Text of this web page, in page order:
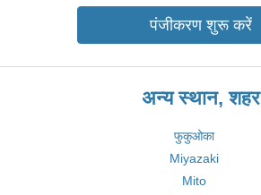
पंजीकरण शुरू करें
अन्य स्थान, शहर
फुकुओका
Miyazaki
Mito